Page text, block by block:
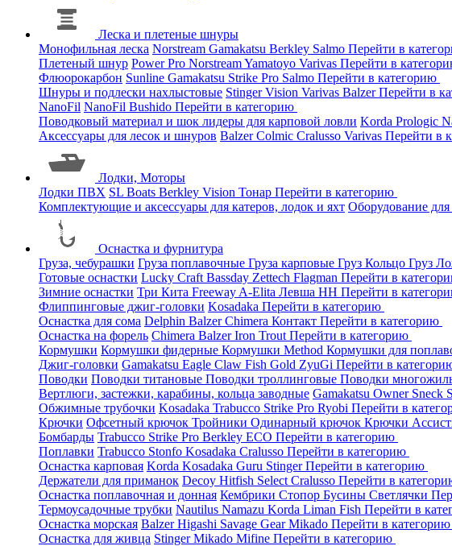
Леска и плетеные шнуры
Монофильная леска Norstream Gamakatsu Berkley Salmo Перейти в
Плетеный шнур Power Pro NorstreamYamatoyo Varivas Перейти в
Флюорокарбон Sunline Gamakatsu Strike Pro Salmo Перейти в категорию
Шнуры и подлески нахлыстовые StingerVision Varivas BalzerПерейти в
NanoFil NanoFil Bushido Перейти в категорию
Поводковый материал и шок лидеры для карповой ловли Korda Prologic
Аксессуары для лесок и шнуров BalzerColmic Cralusso Varivas Перейти в
Лодки, Моторы
Лодки ПВХ SL Boats Berkley Vision Тонар Перейти в категорию
Комплектующие и аксессуары для катеров, лодок и яхт Оборудование
Оснастка и фурнитура
Груза, чебурашки Груза поплавочные Груза карповые Груз Кольцо Груз
Готовые оснастки Lucky Craft Bassday Zettech Flagman Перейти в
Зимние оснастки Три Кита Freeway A-Elita Левша НН Перейти в
Флиппинговые джиг-головки Kosadaka Перейти в категорию
Оснастка для сома Delphin BalzerChimera Контакт Перейти в категорию
Оснастка на форель Chimera BalzerIron Trout Перейти в категорию
Кормушки Кормушки фидерные Кормушки Method Кормушки для
Джиг-головки Gamakatsu Eagle Claw Fish Gold ZyuGi Перейти в
Поводки Поводки титановые Поводки троллинговые Поводки
Вертлюги, застежки, карабины, кольца заводные Gamakatsu Owner Sneck
Обжимные трубочки Kosadaka Trabucco Strike Pro Ryobi Перейти в
Крючки Офсетный крючок Тройники Одинарный крючок Крючки
Бомбарды Trabucco Strike Pro Berkley ECO Перейти в категорию
Поплавки Trabucco Stonfo Kosadaka Cralusso Перейти в категорию
Оснастка карповая Korda Kosadaka Guru StingerПерейти в категорию
Держатели для приманок Decoy Hitfish Select Cralusso Перейти в
Оснастка поплавочная и донная Кембрики Стопор Бусины Светлячки
Термоусадочные трубки Nautilus Namazu Korda Liman Fish Перейти в
Оснастка морская BalzerHigashi Savage GearMikado Перейти в категорию
Оснастка для живца StingerMikado Mifine Перейти в категорию